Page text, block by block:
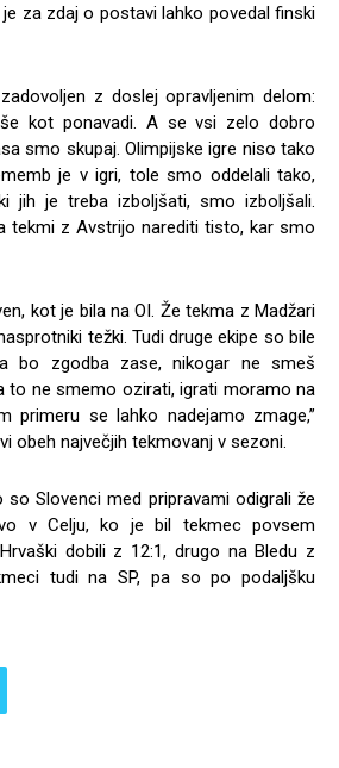
je za zdaj o postavi lahko povedal finski
z doslej opravljenim delom:
kot ponavadi. A se vsi zelo dobro
smo skupaj. Olimpijske igre niso tako
je v igri, tole smo oddelali tako,
jih je treba izboljšati, smo izboljšali.
tekmi z Avstrijo narediti tisto, kar smo
kot je bila na OI. Že tekma z Madžari
težki. Tudi druge ekipe so bile
bo zgodba zase, nikogar ne smeš
to ne smemo ozirati, igrati moramo na
primeru se lahko nadejamo zmage,”
obeh največjih tekmovanj v sezoni.
Slovenci med pripravami odigrali že
v Celju, ko je bil tekmec povsem
dobili z 12:1, drugo na Bledu z
tudi na SP, pa so po podaljšku